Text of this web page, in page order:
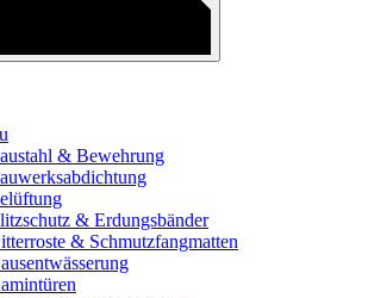
& Bewehrung
& Erdungsbänder
& Schmutzfangmatten